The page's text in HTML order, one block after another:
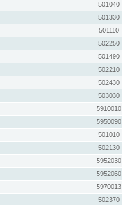
501040
501330
501110
502250
501490
502210
502430
503030
5910010
5950090
501010
502130
5952030
5952060
5970013
502370